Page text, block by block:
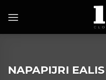
NAPAPIJRI